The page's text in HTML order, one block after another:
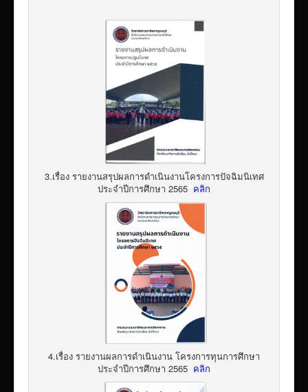
3.เรื่อง รายงานสรุปผลการดำเนินงานโครงการปัจฉิมนิเทศ
ประจำปีการศึกษา 2565 คลิก
4.เรื่อง รายงานผลการดำเนินงาน โครงการทุนการศึกษา
ประจำปีการศึกษา 2565 คลิก